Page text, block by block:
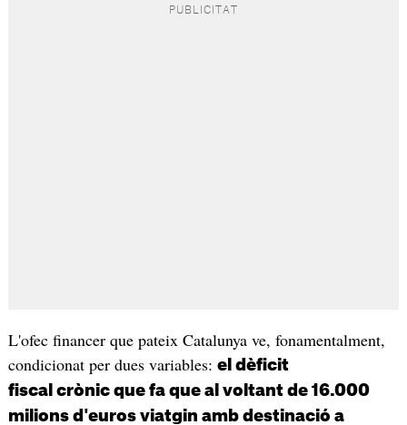
L'ofec financer que pateix Catalunya ve, fonamentalment,
condicionat per dues variables: el dèficit
fiscal crònic que fa que al voltant de 16.000
milions d'euros viatgin amb destinació a